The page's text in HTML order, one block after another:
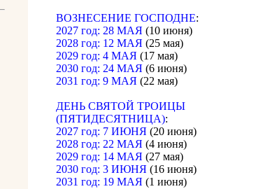
ВОЗНЕСЕНИЕ ГОСПОДНЕ:
2027 год: 28 МАЯ (10 июня)
2028 год: 12 МАЯ (25 мая)
2029 год: 4 МАЯ (17 мая)
2030 год: 24 МАЯ (6 июня)
2031 год: 9 МАЯ (22 мая)
ДЕНЬ СВЯТОЙ ТРОИЦЫ
(ПЯТИДЕСЯТНИЦА):
2027 год: 7 ИЮНЯ (20 июня)
2028 год: 22 МАЯ (4 июня)
2029 год: 14 МАЯ (27 мая)
2030 год: 3 ИЮНЯ (16 июня)
2031 год: 19 МАЯ (1 июня)